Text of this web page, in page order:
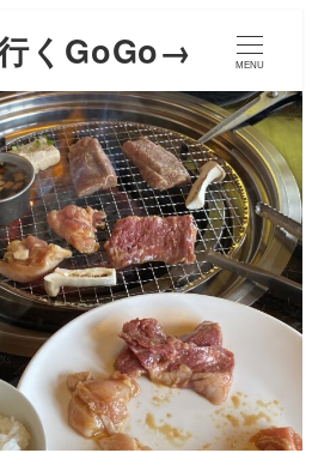
くGoGo→ MENU